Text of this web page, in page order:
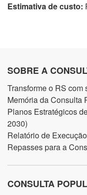
Estimativa de custo:
SOBRE A
Transforme o RS com
Memória da Consulta
Planos Estratégicos
2030)
Relatório de
Repasses para a
CONSULTA